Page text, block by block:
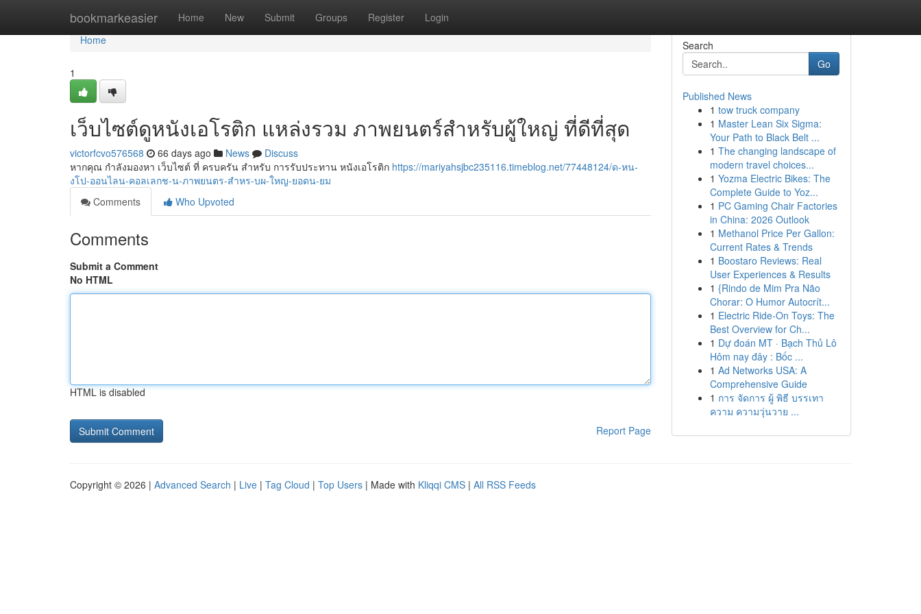
bookmarkeasier Home New Submit Groups Register Login
Home
Home
1
เว็บไซต์ดูหนังเอโรติก แหล่งรวม ภาพยนตร์สำหรับผู้ใหญ่ ที่ดีที่สุด
victorfcvo576568 66 days ago News
Discuss
หากคุณ กำลังมองหา เว็บไซต์ ที่ ครบครัน สำหรับ การรับประทาน หนังเอโรติก https://mariyahsjbc235116.timeblog.net/77448124/ด-หน-
งโป-ออนไลน-คอลเลกช-น-ภาพยนตร-สำหร-บผ-ใหญ-ยอดน-ยม
Comments
Who Upvoted
Comments
Submit a Comment
No HTML
HTML is disabled
Report Page
Search
Go
Published News
1 tow truck company
1 Master Lean Six Sigma:
Your Path to Black Belt ...
1 The changing landscape of
modern travel choices...
1 Yozma Electric Bikes: The
Complete Guide to Yoz...
1 PC Gaming Chair Factories
in China: 2026 Outlook
1 Methanol Price Per Gallon:
Current Rates & Trends
1 Boostaro Reviews: Real
User Experiences & Results
1 {Rindo de Mim Pra Não
Chorar: O Humor Autocrít...
1 Electric Ride-On Toys: The
Best Overview for Ch...
1 Dự đoán MT · Bạch Thủ Lô
Hôm nay đây : Bốc ...
1 Ad Networks USA: A
Comprehensive Guide
1 การ จัดการ ผู้ พิธี บรรเทา
ความ ความวุ่นวาย ...
Copyright © 2026 | Advanced Search | Live | Tag Cloud | Top Users | Made with Kliqqi CMS | All RSS Feeds